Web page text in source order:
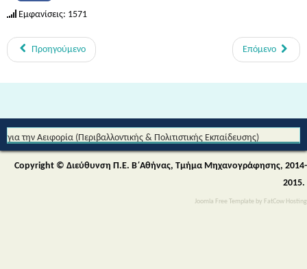
Joomla Free Template by FatCow Hosting
Εμφανίσεις: 1571
Προηγούμενο Επόμενο
για την Αειφορία (Περιβαλλοντικής & Πολιτιστικής Εκπαίδευσης)
Copyright © Διεύθυνση Π.Ε. Β΄Αθήνας, Τμήμα Μηχανογράφησης, 2014-
2015.